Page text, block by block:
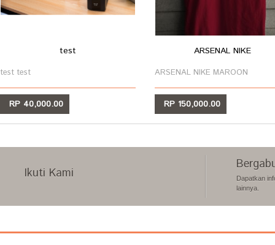
test
test test
RP 40,000.00
ARSENAL NIKE
ARSENAL NIKE MAROON
RP 150,000.00
Ikuti Kami
Dapatkan
lainnya.